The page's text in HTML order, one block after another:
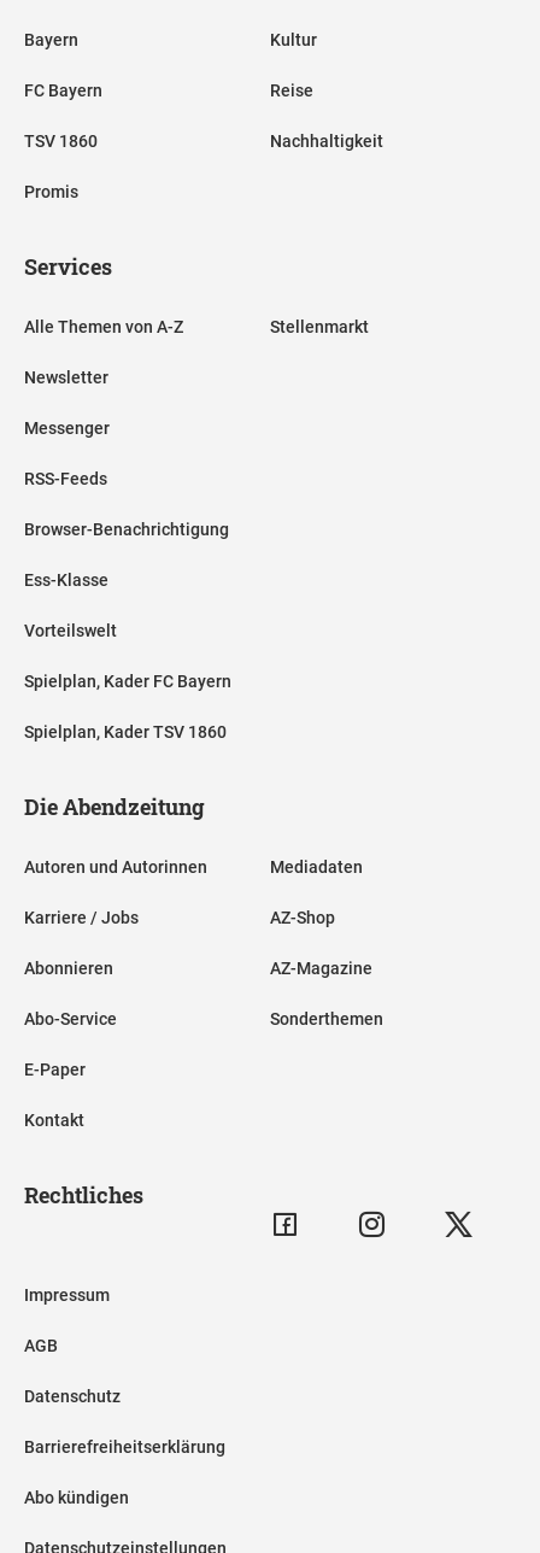
Bayern
FC Bayern
TSV 1860
Promis
Kultur
Reise
Nachhaltigkeit
Services
Alle Themen von A-Z
Newsletter
Messenger
RSS-Feeds
Browser-Benachrichtigung
Ess-Klasse
Vorteilswelt
Spielplan, Kader FC Bayern
Spielplan, Kader TSV 1860
Stellenmarkt
Die Abendzeitung
Autoren und Autorinnen
Karriere / Jobs
Abonnieren
Abo-Service
E-Paper
Kontakt
Mediadaten
AZ-Shop
AZ-Magazine
Sonderthemen
Rechtliches
Impressum
AGB
Datenschutz
Barrierefreiheitserklärung
Abo kündigen
Datenschutzeinstellungen